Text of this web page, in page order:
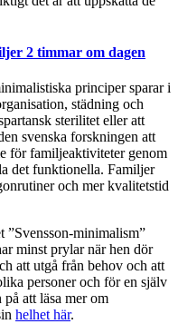
2 timmar om dagen
principer sparar i
städning och
sterilitet eller att
svenska forskningen att
för familjeaktiviteter genom
det funktionella. Familjer
och mer kvalitetstid
”Svensson-minimalism”
minst prylar när hen dör
att utgå från behov och att
personer och för en själv
att läsa mer om
helhet här.